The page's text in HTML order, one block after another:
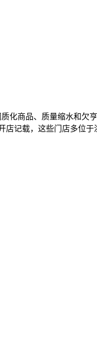
化商品、质量缩水和欠
店记载，这些门店多位